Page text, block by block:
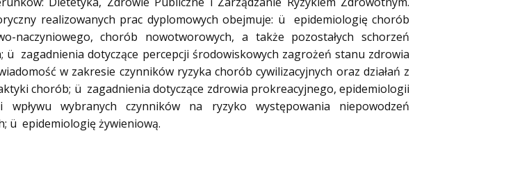
realizowanych prac dyplomowych obejmuje: ü epidemiologię chorób
naczyniowego, chorób nowotworowych, a także pozostałych schorzeń
ü zagadnienia dotyczące percepcji środowiskowych zagrożeń stanu zdrowia
w zakresie czynników ryzyka chorób cywilizacyjnych oraz działań z
chorób; ü zagadnienia dotyczące zdrowia prokreacyjnego, epidemiologii
i wpływu wybranych czynników na ryzyko występowania niepowodzeń
ü epidemiologię żywieniową.